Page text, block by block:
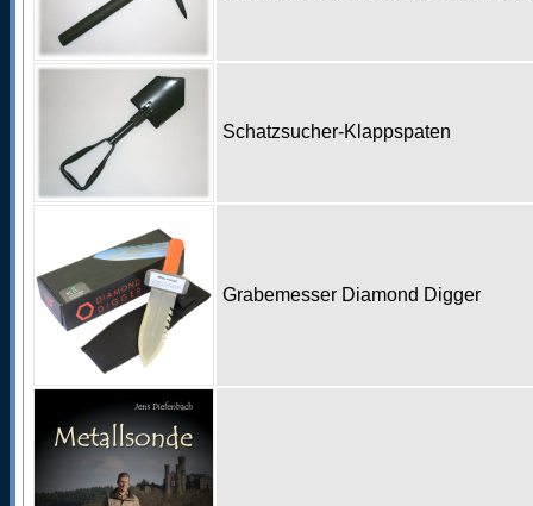
Schatzsucher-Klappspaten
Grabemesser Diamond Digger